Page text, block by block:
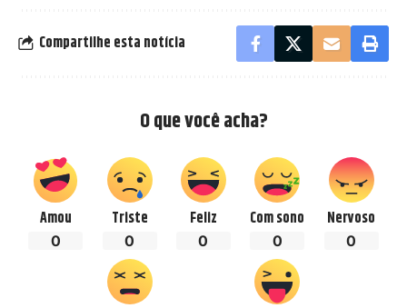
Compartilhe esta notícia
O que você acha?
Amou
0
Triste
0
Feliz
0
Com sono
0
Nervoso
0